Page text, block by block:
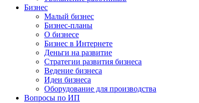
Бизнес
Малый бизнес
Бизнес-планы
О бизнесе
Бизнес в Интернете
Деньги на развитие
Стратегии развития бизнеса
Ведение бизнеса
Идеи бизнеса
Оборудование для производства
Вопросы по ИП